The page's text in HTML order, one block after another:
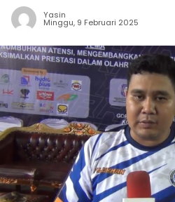
Yasin
Minggu, 9 Februari 2025